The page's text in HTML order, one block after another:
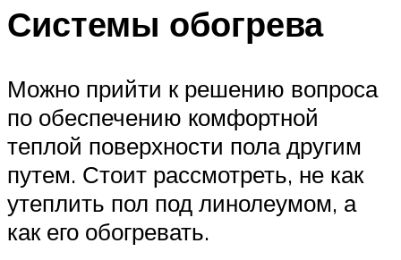
Системы обогрева
Можно прийти к решению вопроса
по обеспечению комфортной
теплой поверхности пола другим
путем. Стоит рассмотреть, не как
утеплить пол под линолеумом, а
как его обогревать.